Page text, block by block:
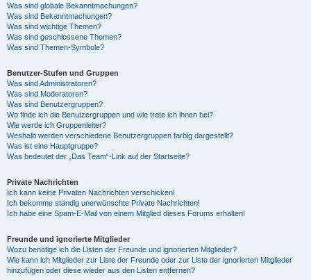
Was sind globale Bekanntmachungen?
Was sind Bekanntmachungen?
Was sind wichtige Themen?
Was sind geschlossene Themen?
Was sind Themen-Symbole?
Benutzer-Stufen und Gruppen
Was sind Administratoren?
Was sind Moderatoren?
Was sind Benutzergruppen?
Wo finde ich die Benutzergruppen und wie trete ich ihnen bei?
Wie werde ich Gruppenleiter?
Weshalb werden verschiedene Benutzergruppen farbig dargestellt?
Was ist eine Hauptgruppe?
Was bedeutet der „Das Team“-Link auf der Startseite?
Private Nachrichten
Ich kann keine Privaten Nachrichten verschicken!
Ich bekomme ständig unerwünschte Private Nachrichten!
Ich habe eine Spam-E-Mail von einem Mitglied dieses Forums erhalten!
Freunde und ignorierte Mitglieder
Wozu benötige ich die Listen der Freunde und ignorierten Mitglieder?
Wie kann ich Mitglieder zur Liste der Freunde oder zur Liste der ignorierten Mitglieder
hinzufügen oder diese wieder aus den Listen entfernen?